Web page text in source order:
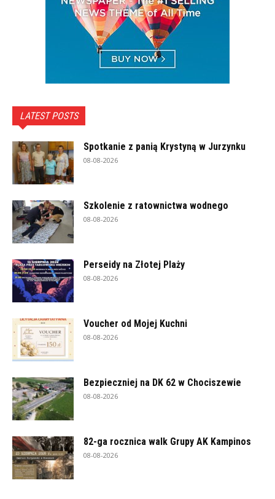
LATEST POSTS
Spotkanie z panią Krystyną w Jurzynku
08-08-2026
Szkolenie z ratownictwa wodnego
08-08-2026
Perseidy na Złotej Plaży
08-08-2026
Voucher od Mojej Kuchni
08-08-2026
Bezpieczniej na DK 62 w Chociszewie
08-08-2026
82-ga rocznica walk Grupy AK Kampinos
08-08-2026